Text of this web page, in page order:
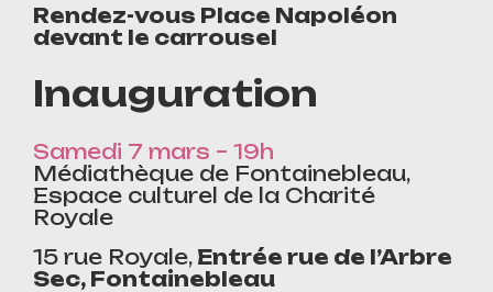
Rendez-vous Place Napoléon
devant le carrousel
Inauguration
Samedi 7 mars – 19h
Médiathèque de Fontainebleau,
Espace culturel de la Charité
Royale
15 rue Royale, Entrée rue de l’Arbre
Sec, Fontainebleau